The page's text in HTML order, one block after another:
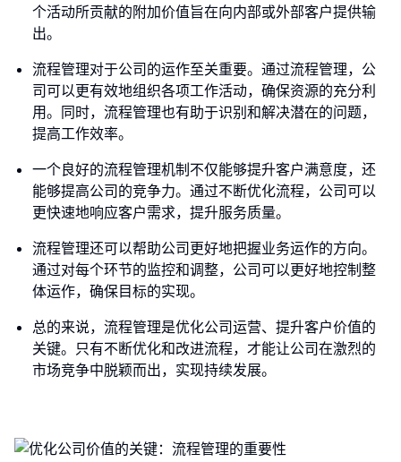
个活动所贡献的附加价值旨在向内部或外部客户提供输
出。
流程管理对于公司的运作至关重要。通过流程管理，公
司可以更有效地组织各项工作活动，确保资源的充分利
用。同时，流程管理也有助于识别和解决潜在的问题，
提高工作效率。
一个良好的流程管理机制不仅能够提升客户满意度，还
能够提高公司的竞争力。通过不断优化流程，公司可以
更快速地响应客户需求，提升服务质量。
流程管理还可以帮助公司更好地把握业务运作的方向。
通过对每个环节的监控和调整，公司可以更好地控制整
体运作，确保目标的实现。
总的来说，流程管理是优化公司运营、提升客户价值的
关键。只有不断优化和改进流程，才能让公司在激烈的
市场竞争中脱颖而出，实现持续发展。